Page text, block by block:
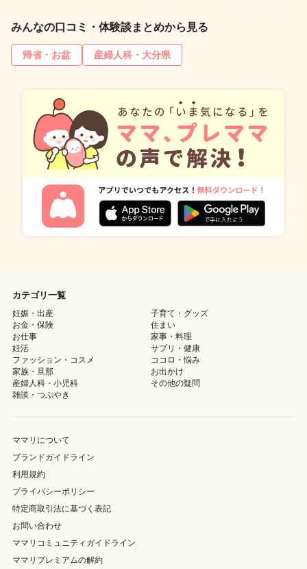
みんなの口コミ・体験談まとめから見る
帰省・お盆 産婦人科・大分県
カテゴリ一覧
妊娠・出産
子育て・グッズ
お金・保険
住まい
お仕事
家事・料理
妊活
サプリ・健康
ファッション・コスメ
ココロ・悩み
家族・旦那
お出かけ
産婦人科・小児科
その他の疑問
雑談・つぶやき
ママリについて
ブランドガイドライン
利用規約
プライバシーポリシー
特定商取引法に基づく表記
お問い合わせ
ママリコミュニティガイドライン
ママリプレミアムの解約